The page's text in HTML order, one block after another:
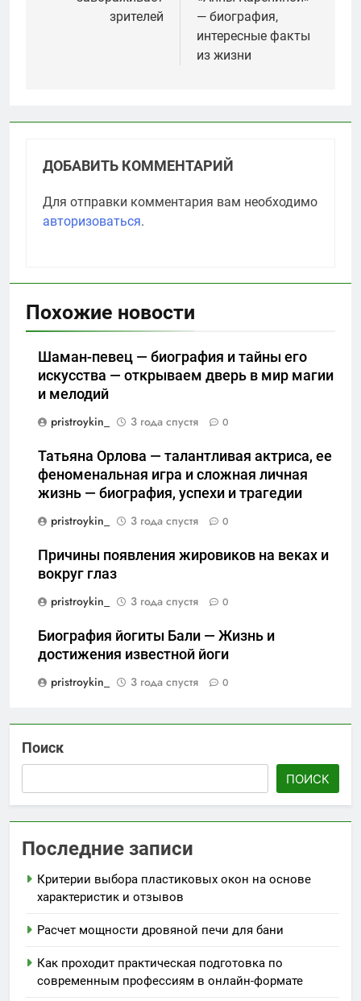
зрителей
— биография,
интересные факты
из жизни
ДОБАВИТЬ КОММЕНТАРИЙ
Для отправки комментария вам необходимо
авторизоваться.
Похожие новости
Шаман-певец — биография и тайны его
искусства — открываем дверь в мир магии
и мелодий
pristroykin_
3 года спустя 0
Татьяна Орлова — талантливая актриса, ее
феноменальная игра и сложная личная
жизнь — биография, успехи и трагедии
pristroykin_
3 года спустя 0
Причины появления жировиков на веках и
вокруг глаз
pristroykin_
3 года спустя 0
Биография йогиты Бали — Жизнь и
достижения известной йоги
pristroykin_
3 года спустя 0
Поиск
ПОИСК
Последние записи
Критерии выбора пластиковых окон на основе
характеристик и отзывов
Расчет мощности дровяной печи для бани
Как проходит практическая подготовка по
современным профессиям в онлайн-формате